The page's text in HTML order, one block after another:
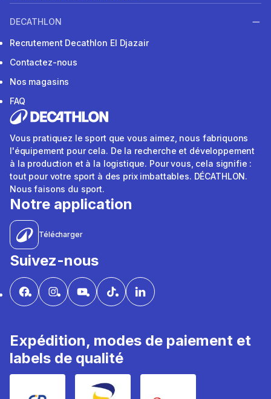
DECATHLON
Recrutement Decathlon El Djazair
Contactez-nous
Nos magasins
FAQ
Vous pratiquez le sport que vous aimez, nous fabriquons
l'équipement pour cela. De la recherche et développement
à la production et à la logistique. Pour vous, cela signifie :
tout pour votre sport à des prix imbattables. DÉCATHLON.
Nous faisons du sport.
Notre application
Télécharger
Suivez-nous
Expédition, modes de paiement et
labels de qualité